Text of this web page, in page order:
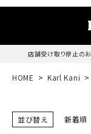
店舗受け取り停止の
新規会員登録｜ロ
ご利用ガイド
HOME Karl Kani
並び替え 新着順